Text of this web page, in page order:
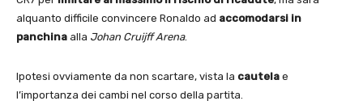
alquanto difficile convincere Ronaldo ad accomodarsi in
panchina alla Johan Cruijff Arena.
Ipotesi ovviamente da non scartare, vista la cautela e
l’importanza dei cambi nel corso della partita.